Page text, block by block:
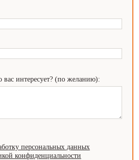
вас интересует? (по желанию):
персональных данных
конфиденциальности